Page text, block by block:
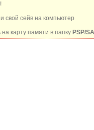
свой сейв на компьютер
на карту памяти в папку PSP/